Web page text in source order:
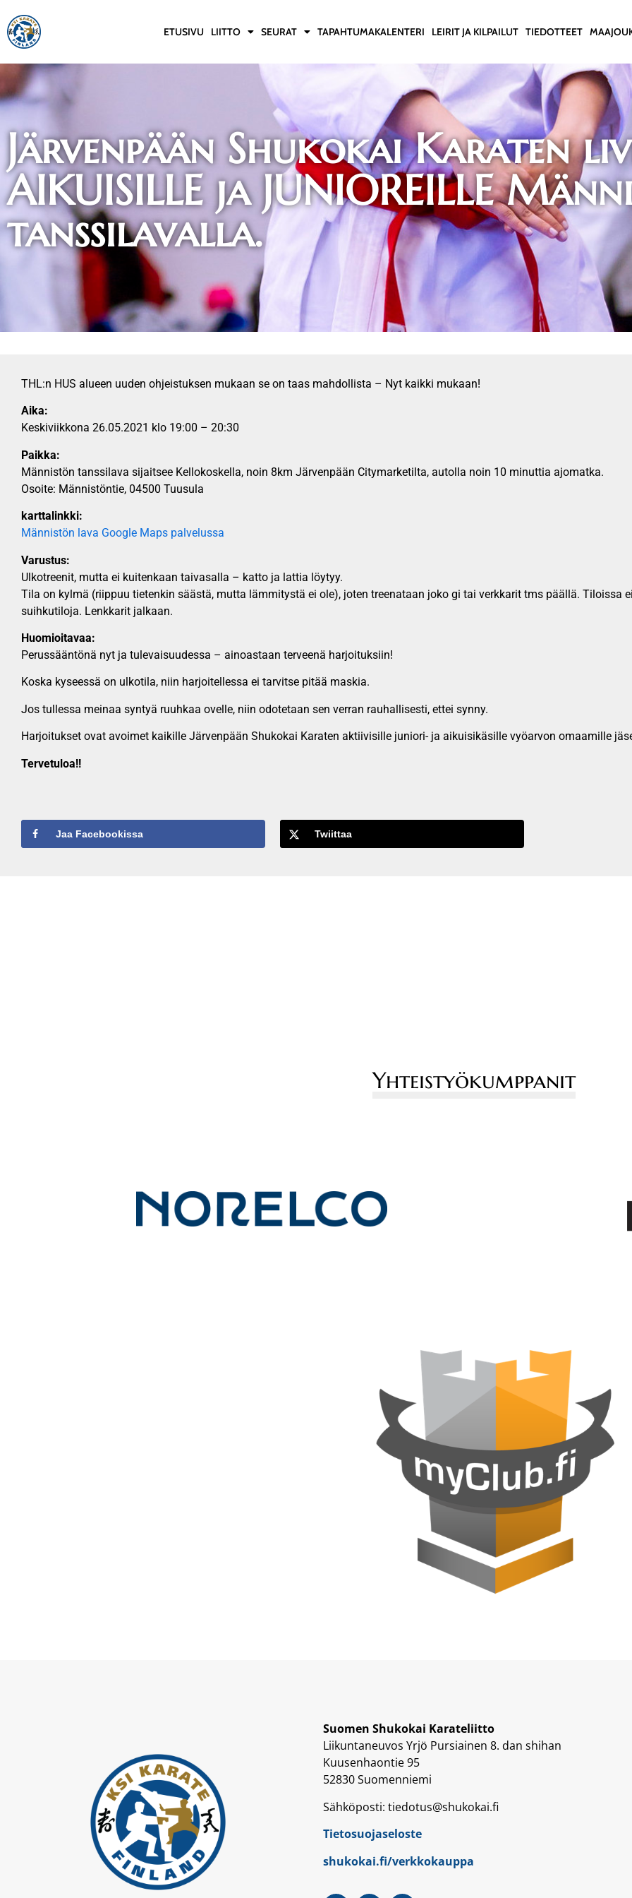
ETUSIVU LIITTO SEURAT TAPAHTUMAKALENTERI LEIRIT JA KILPAILUT TIEDOTTEET
Järvenpään Shukokai Karaten
AIKUISILLE ja JUNIOREILLE
tanssilavalla.
THL:n HUS alueen uuden ohjeistuksen mukaan se on taas mahdollista – Nyt kaikki mukaan!
Aika:
Keskiviikkona 26.05.2021 klo 19:00 – 20:30
Paikka:
Männistön tanssilava sijaitsee Kellokoskella, noin 8km Järvenpään Citymarketilta, autolla noin 10 minuttia ajomatka.
Osoite: Männistöntie, 04500 Tuusula
karttalinkki:
Männistön lava Google Maps palvelussa
Varustus:
Ulkotreenit, mutta ei kuitenkaan taivasalla – katto ja lattia löytyy.
Tila on kylmä (riippuu tietenkin säästä, mutta lämmitystä ei ole), joten treenataan joko gi tai verkkarit tms päällä. Tiloissa
suihkutiloja. Lenkkarit jalkaan.
Huomioitavaa:
Perussääntönä nyt ja tulevaisuudessa – ainoastaan terveenä harjoituksiin!
Koska kyseessä on ulkotila, niin harjoitellessa ei tarvitse pitää maskia.
Jos tullessa meinaa syntyä ruuhkaa ovelle, niin odotetaan sen verran rauhallisesti, ettei synny.
Harjoitukset ovat avoimet kaikille Järvenpään Shukokai Karaten aktiivisille juniori- ja aikuisikäsille vyöarvon omaamille
Tervetuloa!!
Jaa Facebookissa Twiittaa
Yhteistyökumppanit
Suomen Shukokai Karateliitto
Liikuntaneuvos Yrjö Pursiainen 8. dan shihan
Kuusenhaontie 95
52830 Suomenniemi
Sähköposti: tiedotus@shukokai.fi
Tietosuojaseloste
shukokai.fi/verkkokauppa